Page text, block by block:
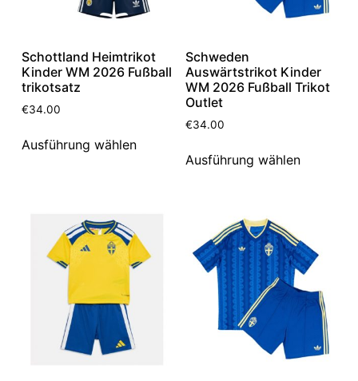
Schottland Heimtrikot
Kinder WM 2026 Fußball
trikotsatz
€34.00
Ausführung wählen
Schweden
Auswärtstrikot Kinder
WM 2026 Fußball Trikot
Outlet
€34.00
Ausführung wählen